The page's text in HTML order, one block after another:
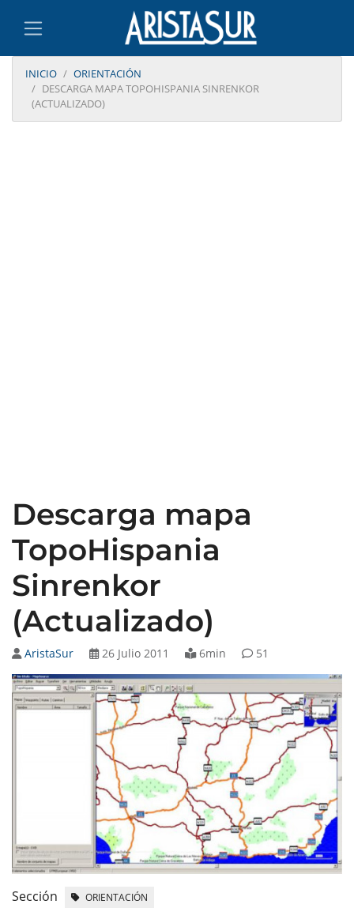
INICIO
ORIENTACIÓN
DESCARGA MAPA TOPOHISPANIA SINRENKOR
(ACTUALIZADO)
Descarga mapa
TopoHispania
Sinrenkor
(Actualizado)
AristaSur 26 Julio 2011 6min 51
Sección ORIENTACIÓN